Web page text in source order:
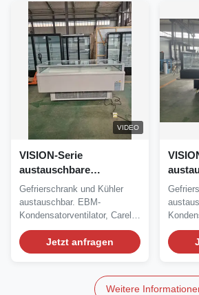
VIDEO
VISION-Serie
austauschbare
Gefrierschranke/Kühler-
Display mit R290
Gefrierschrank und Kühler
austauschbar. EBM-
Kondensatorventilator, Carel-
Digitalthermostat,...
Jetzt anfragen
mit
Weitere